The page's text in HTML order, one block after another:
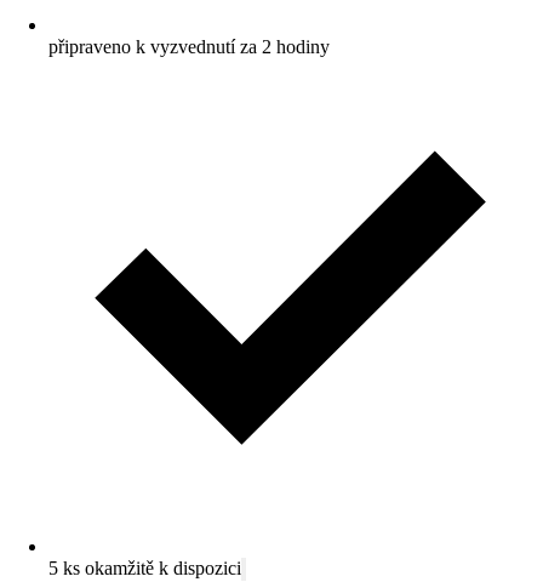
připraveno k vyzvednutí za 2 hodiny
5 ks okamžitě k dispozici